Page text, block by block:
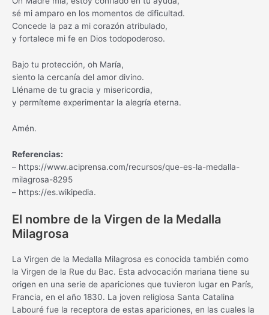
sé mi amparo en los momentos de dificultad.
Concede la paz a mi corazón atribulado,
y fortalece mi fe en Dios todopoderoso.
Bajo tu protección, oh María,
siento la cercanía del amor divino.
Lléname de tu gracia y misericordia,
y permíteme experimentar la alegría eterna.
Amén.
Referencias:
– https://www.aciprensa.com/recursos/que-es-la-medalla-
milagrosa-8295
– https://es.wikipedia.
El nombre de la Virgen de la Medalla
Milagrosa
La Virgen de la Medalla Milagrosa es conocida también como
la Virgen de la Rue du Bac. Esta advocación mariana tiene su
origen en una serie de apariciones que tuvieron lugar en París,
Francia, en el año 1830. La joven religiosa Santa Catalina
Labouré fue la receptora de estas apariciones, en las cuales la